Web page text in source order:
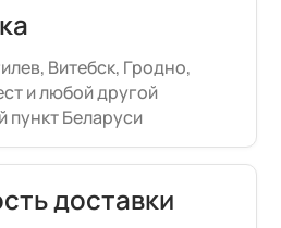
Витебск, Гродно,
и любой другой
пункт Беларуси
доставки